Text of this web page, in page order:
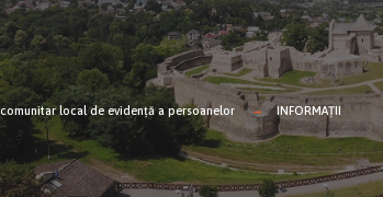
local de evidență a persoanelor INFORMAȚII